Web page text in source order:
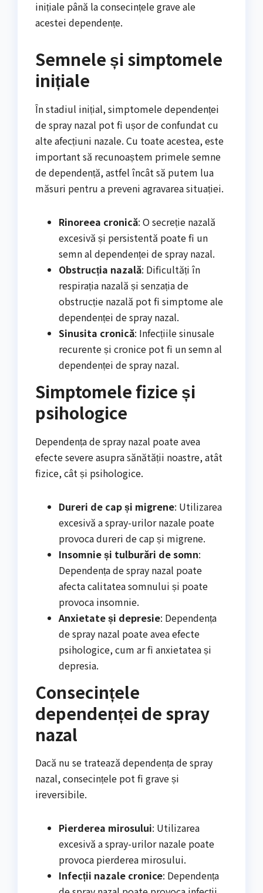
inițiale până la consecințele grave ale
acestei dependențe.
Semnele și simptomele
inițiale
În stadiul inițial, simptomele dependenței
de spray nazal pot fi ușor de confundat cu
alte afecțiuni nazale. Cu toate acestea, este
important să recunoaștem primele semne
de dependență, astfel încât să putem lua
măsuri pentru a preveni agravarea situației.
Rinoreea cronică: O secreție nazală
excesivă și persistentă poate fi un
semn al dependenței de spray nazal.
Obstrucția nazală: Dificultăți în
respirația nazală și senzația de
obstrucție nazală pot fi simptome ale
dependenței de spray nazal.
Sinusita cronică: Infecțiile sinusale
recurente și cronice pot fi un semn al
dependenței de spray nazal.
Simptomele fizice și
psihologice
Dependența de spray nazal poate avea
efecte severe asupra sănătății noastre, atât
fizice, cât și psihologice.
Dureri de cap și migrene: Utilizarea
excesivă a spray-urilor nazale poate
provoca dureri de cap și migrene.
Insomnie și tulburări de somn:
Dependența de spray nazal poate
afecta calitatea somnului și poate
provoca insomnie.
Anxietate și depresie: Dependența
de spray nazal poate avea efecte
psihologice, cum ar fi anxietatea și
depresia.
Consecințele
dependenței de spray
nazal
Dacă nu se tratează dependența de spray
nazal, consecințele pot fi grave și
ireversibile.
Pierderea mirosului: Utilizarea
excesivă a spray-urilor nazale poate
provoca pierderea mirosului.
Infecții nazale cronice: Dependența